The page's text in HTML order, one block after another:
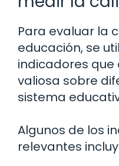
Para evaluar la
educación, se
indicadores
valiosa sobre
sistema
Algunos de los
relevantes